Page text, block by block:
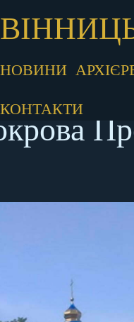
НОВИНИ
КОНТАКТИ